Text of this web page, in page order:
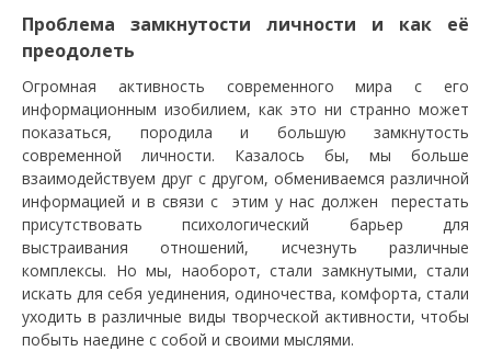
Проблема замкнутости личности и как её
преодолеть
Огромная активность современного мира с его
информационным изобилием, как это ни странно может
показаться, породила и большую замкнутость
современной личности. Казалось бы, мы больше
взаимодействуем друг с другом, обмениваемся различной
информацией и в связи с этим у нас должен перестать
присутствовать психологический барьер для
выстраивания отношений, исчезнуть различные
комплексы. Но мы, наоборот, стали замкнутыми, стали
искать для себя уединения, одиночества, комфорта, стали
уходить в различные виды творческой активности, чтобы
побыть наедине с собой и своими мыслями.